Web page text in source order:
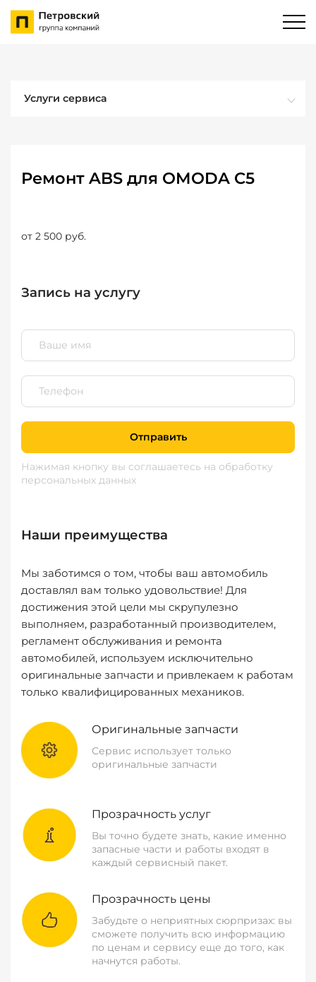
Услуги сервиса
Ремонт ABS для OMODA C5
от 2 500 руб.
Запись на услугу
Отправить
Нажимая кнопку вы соглашаетесь на обработку
персональных данных
Наши преимущества
Мы заботимся о том, чтобы ваш автомобиль
доставлял вам только удовольствие! Для
достижения этой цели мы скрупулезно
выполняем, разработанный производителем,
регламент обслуживания и ремонта
автомобилей, используем исключительно
оригинальные запчасти и привлекаем к работам
только квалифицированных механиков.
Оригинальные запчасти
Сервис использует только
оригинальные запчасти
Прозрачность услуг
Вы точно будете знать, какие именно
запасные части и работы входят в
каждый сервисный пакет.
Прозрачность цены
Забудьте о неприятных сюрпризах: вы
сможете получить всю информацию
по ценам и сервису еще до того, как
начнутся работы.